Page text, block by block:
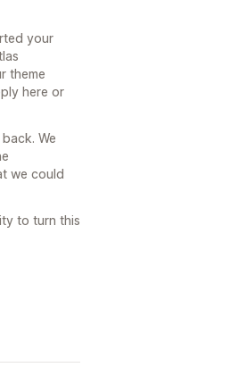
your
theme
here or
We
we could
to turn this